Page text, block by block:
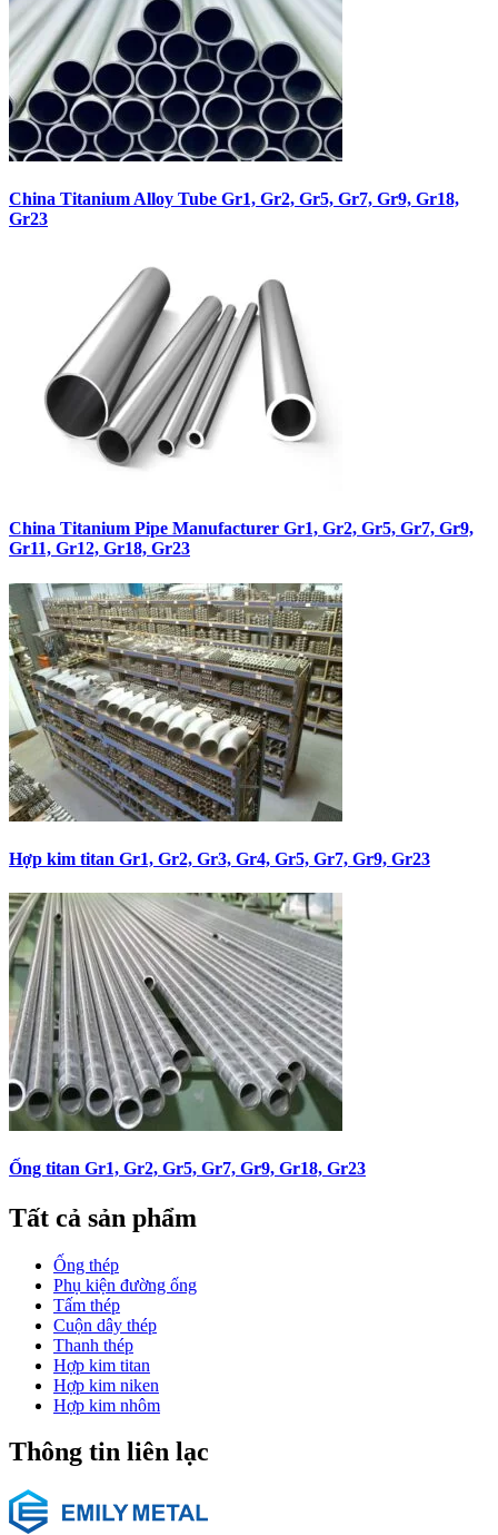
China Titanium Alloy Tube Gr1, Gr2, Gr5, Gr7, Gr9, Gr18,
Gr23
China Titanium Pipe Manufacturer Gr1, Gr2, Gr5, Gr7, Gr9,
Gr11, Gr12, Gr18, Gr23
Hợp kim titan Gr1, Gr2, Gr3, Gr4, Gr5, Gr7, Gr9, Gr23
Ống titan Gr1, Gr2, Gr5, Gr7, Gr9, Gr18, Gr23
Tất cả sản phẩm
Ống thép
Phụ kiện đường ống
Tấm thép
Cuộn dây thép
Thanh thép
Hợp kim titan
Hợp kim niken
Hợp kim nhôm
Thông tin liên lạc